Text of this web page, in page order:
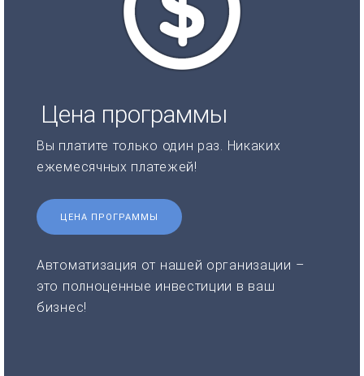
Цена программы
Вы платите только один раз. Никаких
ежемесячных платежей!
ЦЕНА ПРОГРАММЫ
Автоматизация от нашей организации –
это полноценные инвестиции в ваш
бизнес!